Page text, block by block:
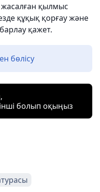
қылмыс
құқық қорғау және
қажет.
бөлісу
болып оқыңыз